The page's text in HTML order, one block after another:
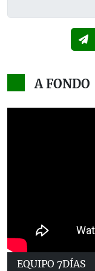
A FONDO
EQUIPO 7DÍAS